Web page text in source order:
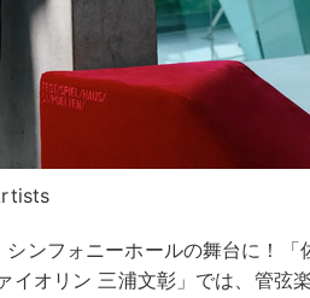
ンフォニーホールの舞台に！「
イオリン 三浦文彰」では、管弦